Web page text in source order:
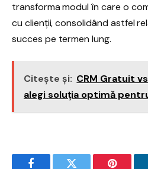
transforma modul în care o
cu clienții, consolidând astfel
succes pe termen lung.
Citește și: CRM Gratuit
alegi soluția optimă